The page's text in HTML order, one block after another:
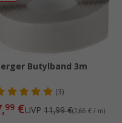
Butylband 3m
(3)
99 €UVP 11,99 €(2,66 € / m)